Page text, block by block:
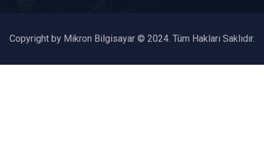
Copyright by Mikron Bilgisayar © 2024. Tüm Hakları Saklıdır.